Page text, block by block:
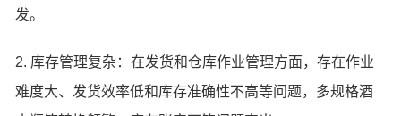
发。
2. 库存管理复杂：在发货和仓库作业管理方面，存在作业
难度大、发货效率低和库存准确性不高等问题，多规格酒